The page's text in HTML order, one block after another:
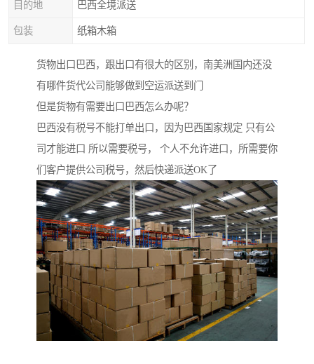
目的地 巴西全境派送
包装 纸箱木箱
货物出口巴西，跟出口有很大的区别，南美洲国内还没
有哪件货代公司能够做到空运派送到门
但是货物有需要出口巴西怎么办呢？
巴西没有税号不能打单出口，因为巴西国家规定 只有公
司才能进口 所以需要税号， 个人不允许进口，所需要你
们客户提供公司税号，然后快递派送OK了